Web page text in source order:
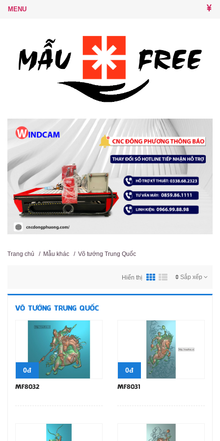
Trang chủ / Mẫu khác / Võ tướng Trung Quốc
Sắp xếp
Hiển thị
VÕ TƯỚNG TRUNG QUỐC
0đ
MF8032
0đ
MF8031